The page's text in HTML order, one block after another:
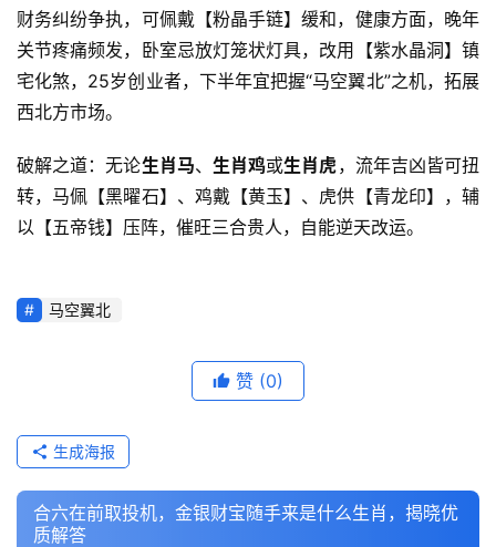
财务纠纷争执，可佩戴【粉晶手链】缓和，健康方面，晚年
关节疼痛频发，卧室忌放灯笼状灯具，改用【紫水晶洞】镇
宅化煞，25岁创业者，下半年宜把握“马空翼北”之机，拓展
西北方市场。
破解之道：无论生肖马、 生肖鸡或生肖虎，流年吉凶皆可扭
转，马佩【黑曜石】、鸡戴【黄玉】、虎供【青龙印】，辅
以【五帝钱】压阵，催旺三合贵人，自能逆天改运。
马空翼北
赞 (0)
生成海报
合六在前取投机，金银财宝随手来是什么生肖，揭晓优
质解答